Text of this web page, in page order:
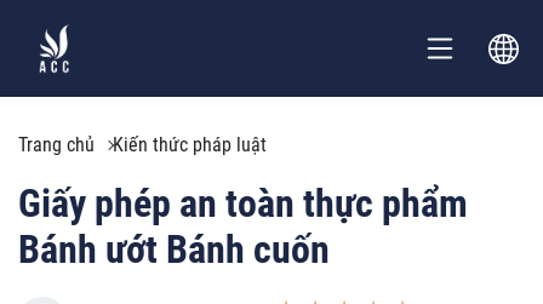
Trang chủ Kiến thức pháp luật
Giấy phép an toàn thực phẩm
Bánh ướt Bánh cuốn